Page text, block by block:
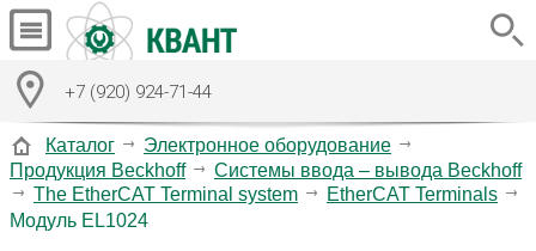
+7 (920) 924-71-44
Каталог
Электронное оборудование
Продукция Beckhoff
Системы ввода – вывода Beckhoff
The EtherCAT Terminal system
EtherCAT Terminals
Модуль EL1024